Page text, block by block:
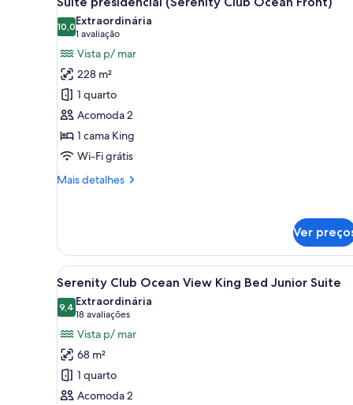
Ocean
Front
todas
as
fotos
de
Suíte
presidencial
(Serenity
Club
Ocean
Front)
10,010,0 de 10
Extraordinária
1 avaliação
(1
avaliação)
Vista p/ mar
228 m²
1 quarto
Acomoda 2
1 cama King
Wi-Fi grátis
Mais detalhes
Mais
(Serenity
Club
Ocean
Ver
Carrega
todas
as
fotos
de
Serenity
Club
Ocean
Quatro garrafas de bebidas
5
Serenity Club Ocean View King Bed Junior Suite
9,49,4 de 10
Extraordinária
18 avaliações
(18
avaliações)
Vista p/ mar
68 m²
1 quarto
Acomoda 2